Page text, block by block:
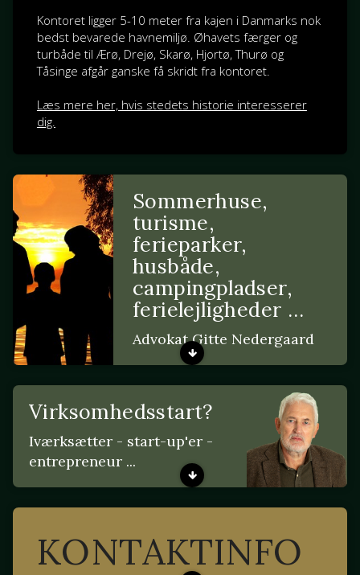
Kontoret ligger 5-10 meter fra kajen i Danmarks nok
bedst bevarede havnemiljø. Øhavets færger og
turbåde til Ærø, Drejø, Skarø, Hjortø, Thurø og
Tåsinge afgår ganske få skridt fra kontoret.
Læs mere her, hvis stedets historie interesserer
dig.
Sommerhuse,
turisme,
ferieparker,
husbåde,
campingpladser,
ferielejligheder …
Advokat Gitte Nedergaard
Virksomhedsstart?
Iværksætter - start-up'er -
entrepreneur ...
KONTAKTINFO